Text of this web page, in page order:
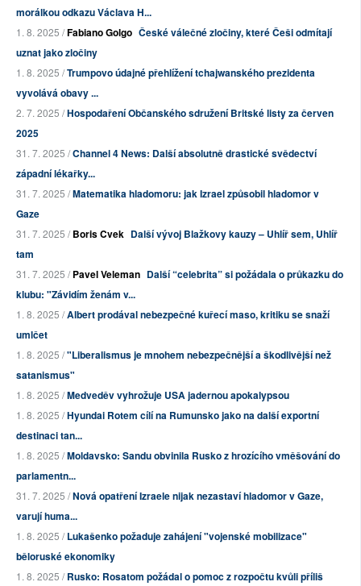
morálkou odkazu Václava H...
1. 8. 2025 /Fabiano Golgo České válečné zločiny, které Češi odmítají
uznat jako zločiny
1. 8. 2025 /Trumpovo údajné přehlížení tchajwanského prezidenta
vyvolává obavy ...
2. 7. 2025 /Hospodaření Občanského sdružení Britské listy za červen
2025
31. 7. 2025 /Channel 4 News: Další absolutně drastické svědectví
západní lékařky...
31. 7. 2025 /Matematika hladomoru: jak Izrael způsobil hladomor v
Gaze
31. 7. 2025 /Boris Cvek Další vývoj Blažkovy kauzy – Uhlíř sem, Uhlíř
tam
31. 7. 2025 /Pavel Veleman Další “celebrita” si požádala o průkazku do
klubu: "Závidím ženám v...
1. 8. 2025 /Albert prodával nebezpečné kuřecí maso, kritiku se snaží
umlčet
1. 8. 2025 /"Liberalismus je mnohem nebezpečnější a škodlivější než
satanismus"
1. 8. 2025 /Medveděv vyhrožuje USA jadernou apokalypsou
1. 8. 2025 /Hyundai Rotem cílí na Rumunsko jako na další exportní
destinaci tan...
1. 8. 2025 /Moldavsko: Sandu obvinila Rusko z hrozícího vměšování do
parlamentn...
31. 7. 2025 /Nová opatření Izraele nijak nezastaví hladomor v Gaze,
varují huma...
1. 8. 2025 /Lukašenko požaduje zahájení "vojenské mobilizace"
běloruské ekonomiky
1. 8. 2025 /Rusko: Rosatom požádal o pomoc z rozpočtu kvůli příliš